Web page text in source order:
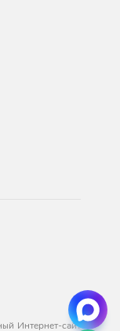
Интернет-сайт